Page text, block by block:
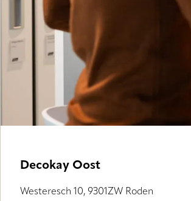
Decokay Oost
Westeresch 10, 9301ZW Roden